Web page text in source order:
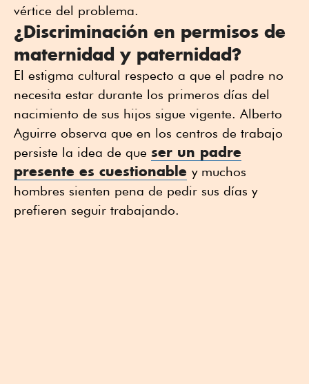
vértice del problema.
¿Discriminación en permisos de
maternidad y paternidad?
El estigma cultural respecto a que el padre no
necesita estar durante los primeros días del
nacimiento de sus hijos sigue vigente. Alberto
Aguirre observa que en los centros de trabajo
persiste la idea de que ser un padre
presente es cuestionable y muchos
hombres sienten pena de pedir sus días y
prefieren seguir trabajando.